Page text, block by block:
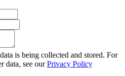
is being collected and stored. For
data, see ourPrivacy Policy